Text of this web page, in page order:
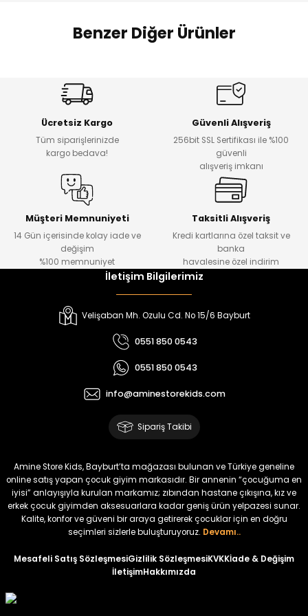
Benzer Diğer Ürünler
Dantelya Kız Çocuk Tişört
Puba Unisex Kot 3’lü Takım
Urban Kız Çocuk Süveterli Tunik Gömlek Navi Kız Çocuk Kot Pantolon
₺ 650
Melra Kız Çocuk Kot Pantolon
%15
Tivon Kız Çocuk 3’lü Takım
₺ 2.340
Koren Kız Çocuk ve Bebek Tayt
₺ 320
₺ 250
Yeni
Koren Kız Çocuk ve Bebek Tayt
₺ 320
₺ 250
%22
Koren Kız Çocuk ve Bebek Tayt
₺ 250
%22
Koren Kız Çocuk ve Bebek Tayt
₺ 320
Ücretsiz Kargo
Tüm siparişlerinizde
kargo bedava!
Güvenli Alışveriş
256bit SSL Sertifikası ile %100
güvenli
alışveriş imkanı
Müşteri Memnuniyeti
14 Gün içerisinde kolay iade ve
değişim
%100 memnuniyet
Taksitli Alışveriş
Kredi kartlarına özel taksit ve
banka
havalesine özel indirim
İletişim Bilgilerimiz
Velişaban Mh. Ozulu Cd. No 15/6 Bayburt
0551 850 0543
0551 850 0543
info@aminestorekids.com
Sipariş Takibi
Amine Store Kids, Bayburt’ta mağazası bulunan ve Türkiye geneline
online satış yapan çocuk giyim markasıdır. Bir annenin “çocuğuma en
iyisi” anlayışıyla kurulan markamız; zıbından hastane çıkışına, kız ve
erkek çocuk giyimden aksesuarlara kadar geniş ürün yelpazesi sunar.
Kalite, konfor ve güveni bir araya getirerek çocuklar için en doğru
seçimleri sizlerle buluşturuyoruz. Devamı..
Mesafeli Satış SözleşmesiGizlilik SözleşmesiKVKKİade & Değişim
İletişimHakkımızda